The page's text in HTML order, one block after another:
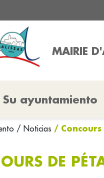
MAIRIE
Su ayuntamiento
/ Noticias /
DE